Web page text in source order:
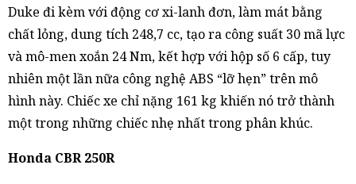
Duke đi kèm với động cơ xi-lanh đơn, làm mát bằng
chất lỏng, dung tích 248,7 cc, tạo ra công suất 30 mã lực
và mô-men xoắn 24 Nm, kết hợp với hộp số 6 cấp, tuy
nhiên một lần nữa công nghệ ABS “lỡ hẹn” trên mô
hình này. Chiếc xe chỉ nặng 161 kg khiến nó trở thành
một trong những chiếc nhẹ nhất trong phân khúc.
Honda CBR 250R